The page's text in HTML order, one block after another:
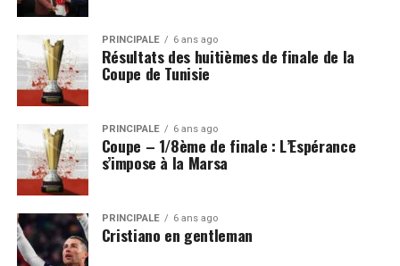
PRINCIPALE 6 ans ago
Résultats des huitièmes de finale de la
Coupe de Tunisie
PRINCIPALE 6 ans ago
Coupe – 1/8ème de finale : L’Espérance
s’impose à la Marsa
PRINCIPALE 6 ans ago
Cristiano en gentleman